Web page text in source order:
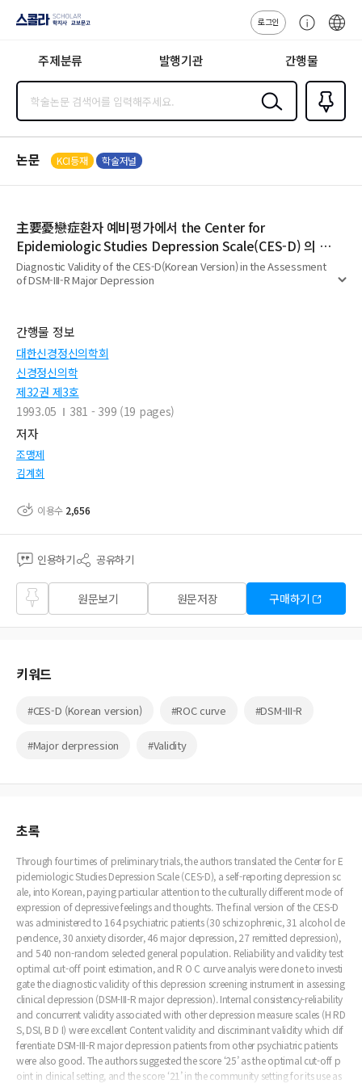
지사·교보문고
로그인
센
주제분류 발행기관 간행물
검색
즐겨찾
기0
논문 KCI등재 학술저널
主要憂戀症환자 예비평가에서 the Center for
Epidemiologic Studies Depression Scale(CES-D) 의 진
단적 타당성 연구
Diagnostic Validity of the CES-D(Korean Version) in the Assessment
of DSM-III-R Major Depression
간행물 정보
대한신경정신의학회
신경정신의학
제32권 제3호
1993.05
381 - 399 (19 pages)
저자
조맹제
김계회
이용수 2,656
인용하기 공유하기
즐겨
찾기
원문보기 원문저장 구매하기
키워드
#CES-D (Korean version) #ROC curve #DSM-III-R
#Major derpression #Validity
초록
Through four times of preliminary trials, the authors translated the Center for E
pidemiologic Studies Depression Scale (CES-D), a self-reporting depression sc
ale, into Korean, paying particular attention to the culturally different mode of
expression of depressive feelings and thoughts. The final version of the CES-D
was administered to 164 psychiatric patients (30 schizophrenic, 31 alcohol de
pendence, 30 anxiety disorder, 46 major depression, 27 remitted depression),
and 540 non-random selected general population. Reliability and validity test
optimal cut-off point estimation, and R O C curve analyis were done to investi
gate the diagnostic validity of this depression screening instrument in assessing
clinical depression (DSM-III-R major depression). Internal consistency-reliability
and concurrent validity associated with other depression measure scales (H RD
S, DSI, B D I) were excellent Content validity and discriminant validity which dif
ferentiate DSM-III-R major depression patients from other psychiatric patients
were also good. The authors suggested the score ‘25’ as the optimal cut-off p
oint in clinical setting, and the score ‘21’ in the community setting for its use as